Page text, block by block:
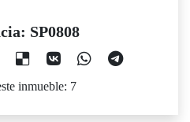
SP0808
inmueble: 7